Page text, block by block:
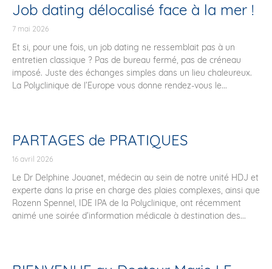
Job dating délocalisé face à la mer !
7 mai 2026
Et si, pour une fois, un job dating ne ressemblait pas à un
entretien classique ? Pas de bureau fermé, pas de créneau
imposé. Juste des échanges simples dans un lieu chaleureux.
La Polyclinique de l’Europe vous donne rendez-vous le...
PARTAGES de PRATIQUES
16 avril 2026
Le Dr Delphine Jouanet, médecin au sein de notre unité HDJ et
experte dans la prise en charge des plaies complexes, ainsi que
Rozenn Spennel, IDE IPA de la Polyclinique, ont récemment
animé une soirée d’information médicale à destination des...